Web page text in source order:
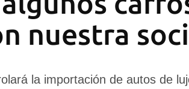
nuestra
la importación de autos de